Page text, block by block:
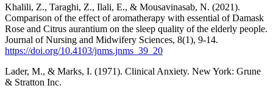
Khalili, Z., Taraghi, Z., Ilali, E., & Mousavinasab, N. (2021).
Comparison of the effect of aromatherapy with essential of Damask
Rose and Citrus aurantium on the sleep quality of the elderly people.
Journal of Nursing and Midwifery Sciences, 8(1), 9-14.
https://doi.org/10.4103/jnms.jnms_39_20
Lader, M., & Marks, I. (1971). Clinical Anxiety. New York: Grune
& Stratton Inc.